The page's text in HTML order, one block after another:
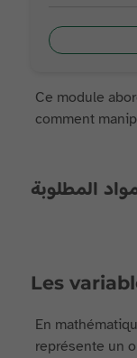
Ce module
comment
المطلوبة
Les
En
représente un